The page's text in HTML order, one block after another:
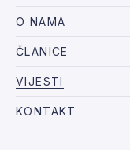
O NAMA
ČLANICE
VIJESTI
KONTAKT